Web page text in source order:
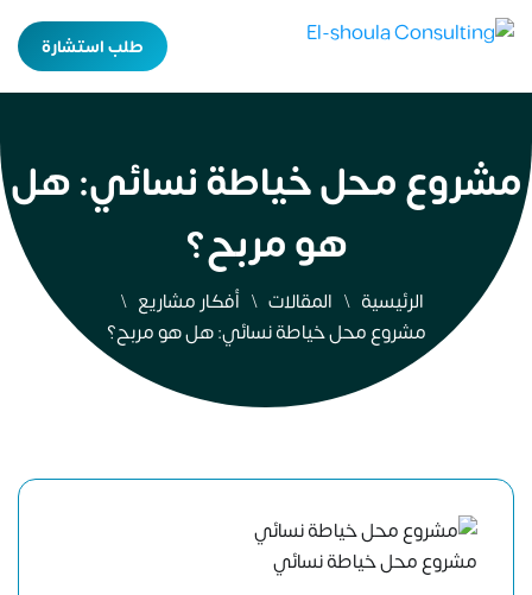
طلب استشارة
مشروع محل خياطة نسائي: هل
هو مربح؟
الرئيسية المقالات
أفكار مشاريع
مشروع محل خياطة نسائي: هل هو مربح؟
مشروع محل خياطة نسائي